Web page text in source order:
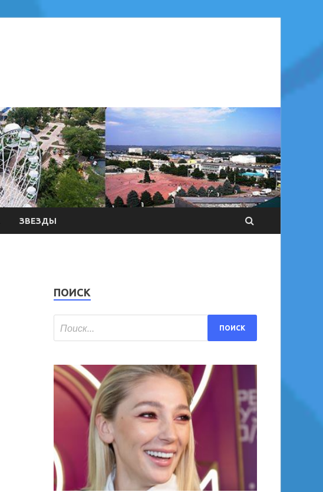
ЗВЕЗДЫ
ПОИСК